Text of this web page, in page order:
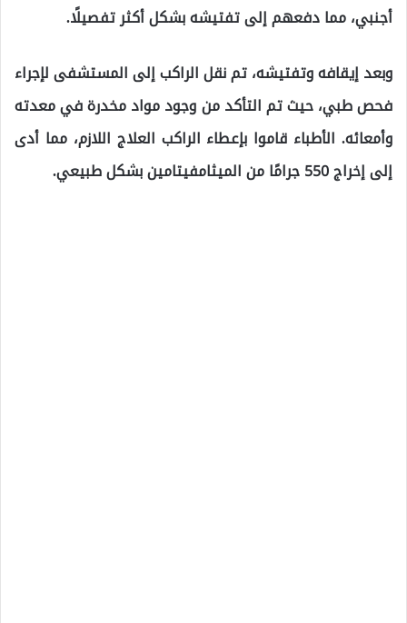
أجنبي، مما دفعهم إلى تفتيشه بشكل أكثر تفصيلًا.
وبعد إيقافه وتفتيشه، تم نقل الراكب إلى المستشفى لإجراء
فحص طبي، حيث تم التأكد من وجود مواد مخدرة في معدته
وأمعائه. الأطباء قاموا بإعطاء الراكب العلاج اللازم، مما أدى
إلى إخراج 550 جرامًا من الميثامفيتامين بشكل طبيعي.